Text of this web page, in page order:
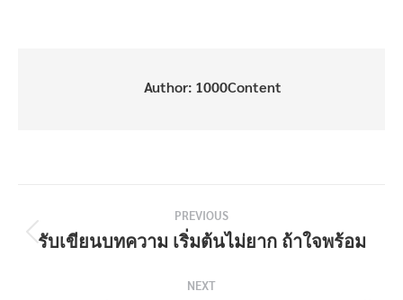
Author: 1000Content
navigation
PREVIOUS
Previous
รับเขียนบทความ เริ่มต้นไม่ยาก ถ้าใจพร้อม
NEXT